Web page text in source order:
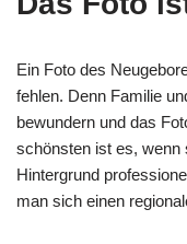
Ein Foto des
fehlen. Denn Familie
bewundern und das
schönsten ist es, wenn
Hintergrund
man sich einen